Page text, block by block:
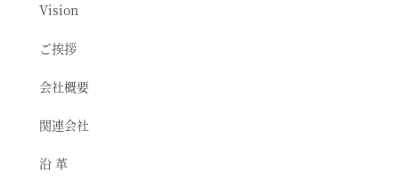
Vision
ご挨拶
会社概要
関連会社
沿 革